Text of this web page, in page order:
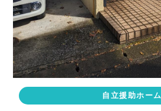
自立援助ホーム